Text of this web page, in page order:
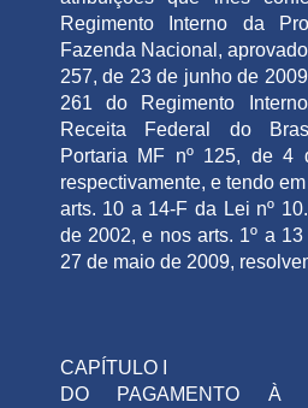
Regimento Interno da
Fazenda Nacional,
257, de 23 de junho de
261 do Regimento
Receita Federal do
Portaria MF nº 125, de 4
respectivamente, e tendo
arts. 10 a 14-F da Lei nº
de 2002, e nos arts. 1º a
27 de maio de 2009,
CAPÍTULO I
DO PAGAMENTO